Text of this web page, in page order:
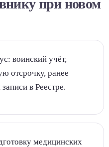
при новом
воинский учёт,
отсрочку, ранее
в Реестре.
медицинских